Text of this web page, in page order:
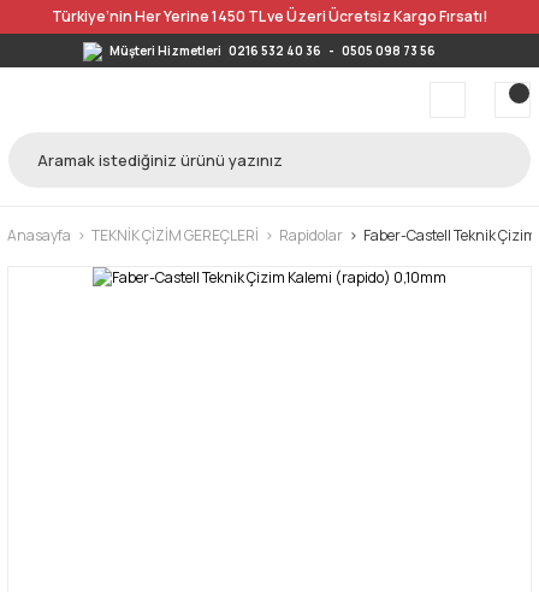
Türkiye’nin Her Yerine 1450 TL ve Üzeri Ücretsiz Kargo Fırsatı!
Müşteri Hizmetleri 0216 532 40 36 - 0505 098 73 56
Anasayfa TEKNİK ÇİZİM GEREÇLERİ Rapidolar Faber-Castell Teknik